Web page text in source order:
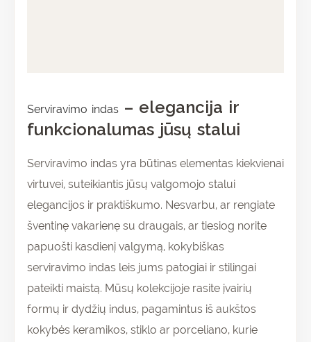
Serviravimo indas – elegancija ir
funkcionalumas jūsų stalui
Serviravimo indas yra būtinas elementas kiekvienai
virtuvei, suteikiantis jūsų valgomojo stalui
elegancijos ir praktiškumo. Nesvarbu, ar rengiate
šventinę vakarienę su draugais, ar tiesiog norite
papuošti kasdienį valgymą, kokybiškas
serviravimo indas leis jums patogiai ir stilingai
pateikti maistą. Mūsų kolekcijoje rasite įvairių
formų ir dydžių indus, pagamintus iš aukštos
kokybės keramikos, stiklo ar porceliano, kurie